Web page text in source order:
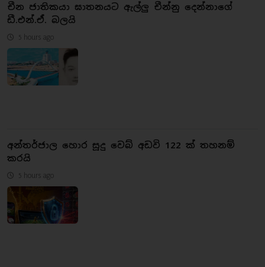
චීන ජාතිකයා ඝාතනයට ඇල්ලු චීන්නු දෙන්නාගේ
ඩී.එන්.ඒ. බලයි
5 hours ago
අන්තර්ජාල හොර සූදු වෙබ් අඩවි 122 ක් තහනම්
කරයි
5 hours ago